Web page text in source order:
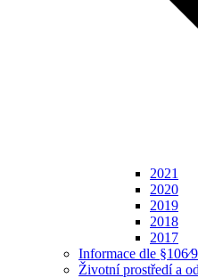
2021
2020
2019
2018
2017
Informace dle
Životní prostředí a